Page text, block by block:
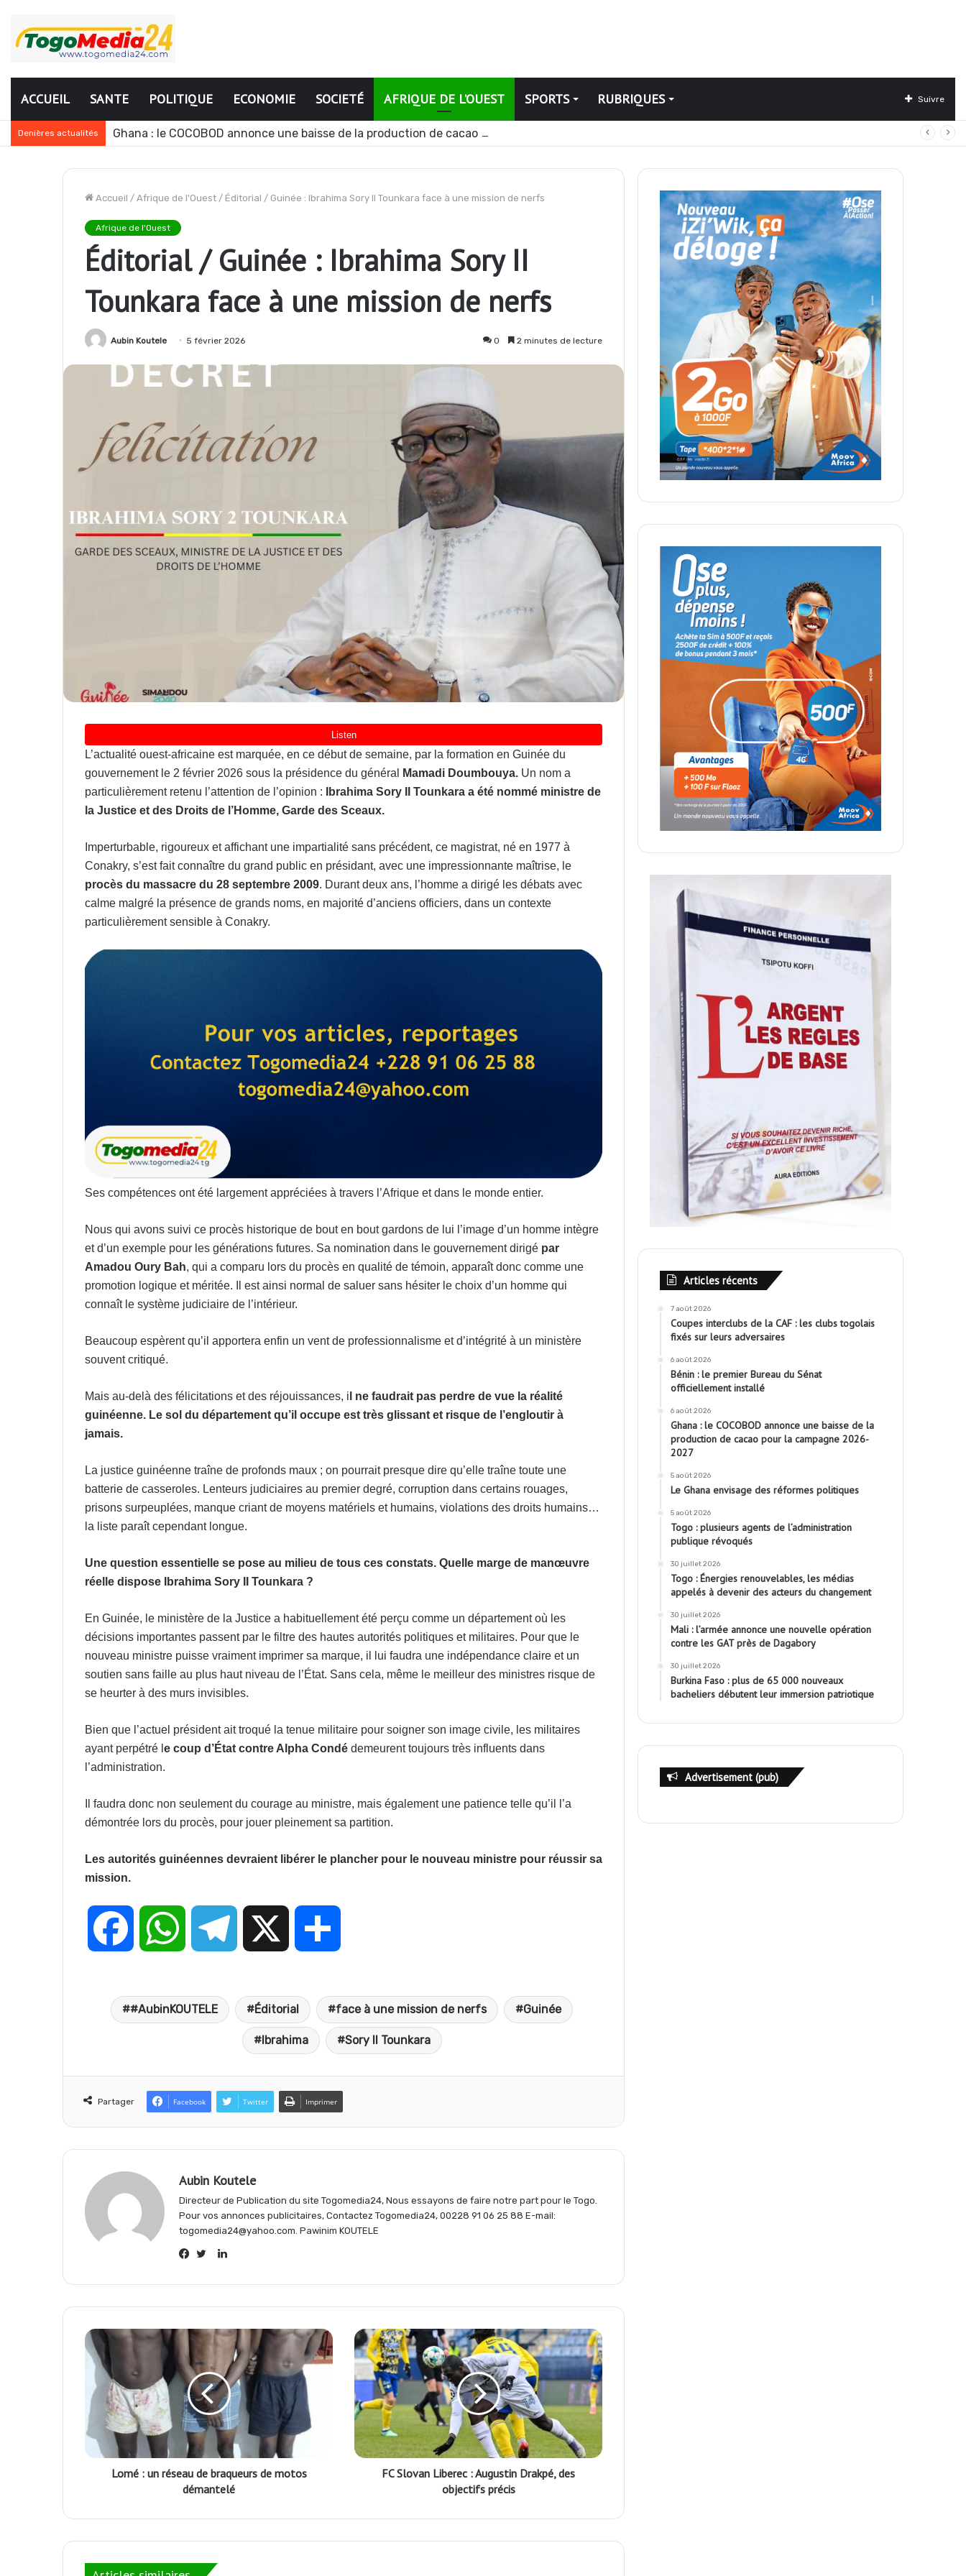
ACCUEIL SANTE POLITIQUE ECONOMIE SOCIETÉ AFRIQUE DE L’OUEST SPORTS RUBRIQUES Suivre
Denières actualités Ghana : le COCOBOD annonce une baisse de la production de cacao pour la campagne 2026-2027
Accueil / Afrique de l'Ouest / Éditorial / Guinée : Ibrahima Sory II Tounkara face à une mission de nerfs
Afrique de l'Ouest
Éditorial / Guinée : Ibrahima Sory II
Tounkara face à une mission de nerfs
Aubin Koutele 5 février 2026 0 2 minutes de lecture
L’actualité ouest-africaine est marquée, en ce début de semaine, par la formation en Guinée du
gouvernement le 2 février 2026 sous la présidence du général
Mamadi Doumbouya. Un nom a
particulièrement retenu l’attention de l’opinion :
Ibrahima Sory II Tounkara a été nommé ministre de
la Justice et des Droits de l’Homme, Garde des Sceaux.
Imperturbable, rigoureux et affichant une impartialité sans précédent, ce magistrat, né en 1977 à
Conakry, s’est fait connaître du grand public en présidant, avec une impressionnante maîtrise, le
procès du massacre du 28 septembre 2009. Durant deux ans, l’homme a dirigé les débats avec
calme malgré la présence de grands noms, en majorité d’anciens officiers, dans un contexte
particulièrement sensible à Conakry.
Ses compétences ont été largement appréciées à travers l’Afrique et dans le monde entier.
Nous qui avons suivi ce procès historique de bout en bout gardons de lui l’image d’un homme intègre
et d’un exemple pour les générations futures. Sa nomination dans le gouvernement dirigé par
Amadou Oury Bah, qui a comparu lors du procès en qualité de témoin, apparaît donc comme une
promotion logique et méritée. Il est ainsi normal de saluer sans hésiter le choix d’un homme qui
connaît le système judiciaire de l’intérieur.
Beaucoup espèrent qu’il apportera enfin un vent de professionnalisme et d’intégrité à un ministère
souvent critiqué.
Mais au-delà des félicitations et des réjouissances, i l ne faudrait pas perdre de vue la réalité
guinéenne. Le sol du département qu’il occupe est très glissant et risque de l’engloutir à
jamais.
La justice guinéenne traîne de profonds maux ; on pourrait presque dire qu’elle traîne toute une
batterie de casseroles. Lenteurs judiciaires au premier degré, corruption dans certains rouages,
prisons surpeuplées, manque criant de moyens matériels et humains, violations des droits humains…
la liste paraît cependant longue.
Une question essentielle se pose au milieu de tous ces constats. Quelle marge de manœuvre
réelle dispose Ibrahima Sory II Tounkara ?
En Guinée, le ministère de la Justice a habituellement été perçu comme un département où les
décisions importantes passent par le filtre des hautes autorités politiques et militaires. Pour que le
nouveau ministre puisse vraiment imprimer sa marque, il lui faudra une indépendance claire et un
soutien sans faille au plus haut niveau de l’État. Sans cela, même le meilleur des ministres risque de
se heurter à des murs invisibles.
Bien que l’actuel président ait troqué la tenue militaire pour soigner son image civile, les militaires
ayant perpétré l e coup d’État contre Alpha Condé demeurent toujours très influents dans
l’administration.
Il faudra donc non seulement du courage au ministre, mais également une patience telle qu’il l’a
démontrée lors du procès, pour jouer pleinement sa partition.
Les autorités guinéennes devraient libérer le plancher pour le nouveau ministre pour réussir sa
mission.
c
o
a
s
p
p
l
g
a
r
a
e
#AubinKOUTELE Éditorial face à une mission de nerfs Guinée
Ibrahima Sory II Tounkara
Partager Facebook Twitter Imprimer
Aubin Koutele
Directeur de Publication du site Togomedia24, Nous essayons de faire notre part pour le Togo.
Pour vos annonces publicitaires, Contactez Togomedia24, 00228 91 06 25 88 E-mail:
togomedia24@yahoo.com. Pawinim KOUTELE
Linkedin
Lomé : un réseau de braqueurs de motos
démantelé
FC Slovan Liberec : Augustin Drakpé, des
objectifs précis
Articles récents
7 août 2026
Coupes interclubs de la CAF : les clubs togolais
fixés sur leurs adversaires
6 août 2026
Bénin : le premier Bureau du Sénat
officiellement installé
6 août 2026
Ghana : le COCOBOD annonce une baisse de la
production de cacao pour la campagne 2026-
2027
5 août 2026
Le Ghana envisage des réformes politiques
5 août 2026
Togo : plusieurs agents de l’administration
publique révoqués
30 juillet 2026
Togo : Énergies renouvelables, les médias
appelés à devenir des acteurs du changement
30 juillet 2026
Mali : l’armée annonce une nouvelle opération
contre les GAT près de Dagabory
30 juillet 2026
Burkina Faso : plus de 65 000 nouveaux
bacheliers débutent leur immersion patriotique
Advertisement (pub)